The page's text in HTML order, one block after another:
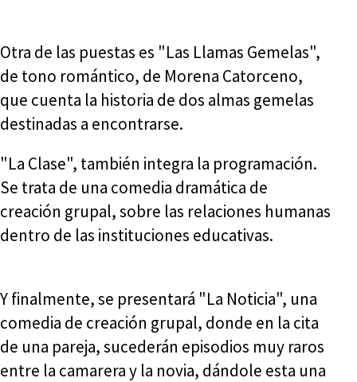
Otra de las puestas es "Las Llamas Gemelas",
de tono romántico, de Morena Catorceno,
que cuenta la historia de dos almas gemelas
destinadas a encontrarse.
"La Clase", también integra la programación.
Se trata de una comedia dramática de
creación grupal, sobre las relaciones humanas
dentro de las instituciones educativas.
Y finalmente, se presentará "La Noticia", una
comedia de creación grupal, donde en la cita
de una pareja, sucederán episodios muy raros
entre la camarera y la novia, dándole esta una